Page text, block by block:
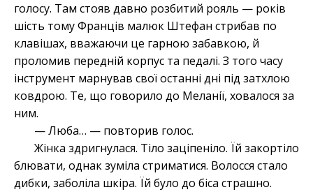
голосу. Там стояв давно розбитий рояль — років
шість тому Франців малюк Штефан стрибав по
клавішах, вважаючи це гарною забавкою, й
проломив передній корпус та педалі. З того часу
інструмент марнував свої останні дні під затхлою
ковдрою. Те, що говорило до Меланії, ховалося за
ним.
— Люба… — повторив голос.
Жінка здригнулася. Тіло заціпеніло. Їй закортіло
блювати, однак зуміла стриматися. Волосся стало
дибки, заболіла шкіра. Їй було до біса страшно.